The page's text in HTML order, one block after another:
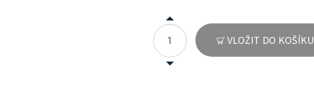
VLOŽIT DO KOŠÍKU